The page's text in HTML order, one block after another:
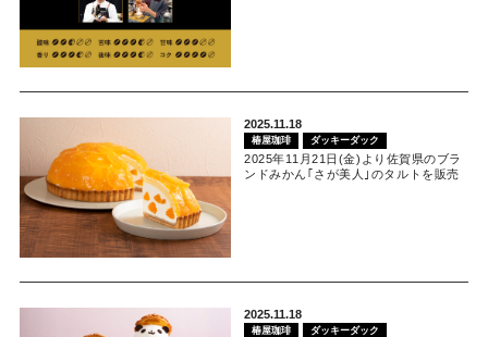
2025.11.18
椿屋珈琲 ダッキーダック
2025年11月21日(金)より佐賀県のブラ
ンドみかん｢さが美人｣のタルトを販売
2025.11.18
椿屋珈琲 ダッキーダック